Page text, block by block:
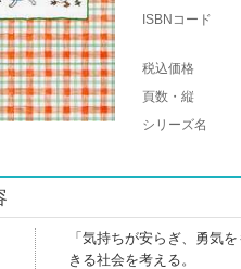
ISBNコード
税込価格
頁数・縦
シリーズ名
「気持ちが安らぎ、勇気
きる社会を考える。